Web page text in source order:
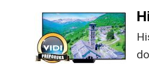
kombinaciju
funkcijama.